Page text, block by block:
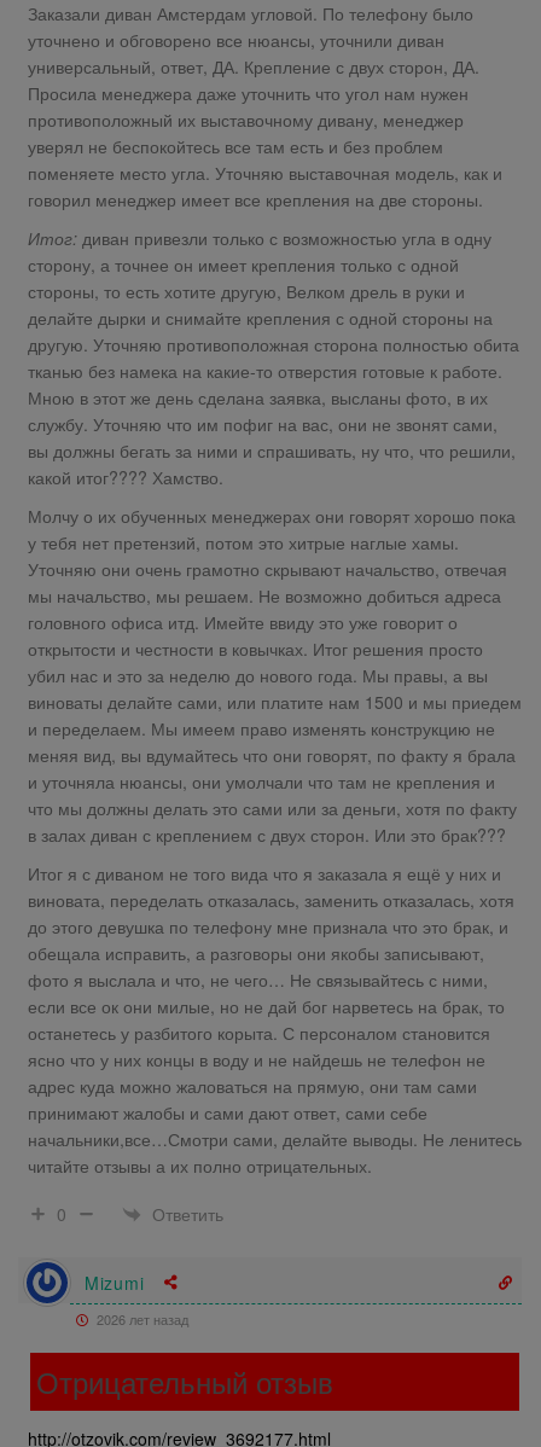
Заказали диван Амстердам угловой. По телефону было
уточнено и обговорено все нюансы, уточнили диван
универсальный, ответ, ДА. Крепление с двух сторон, ДА.
Просила менеджера даже уточнить что угол нам нужен
противоположный их выставочному дивану, менеджер
уверял не беспокойтесь все там есть и без проблем
поменяете место угла. Уточняю выставочная модель, как и
говорил менеджер имеет все крепления на две стороны.
Итог: диван привезли только с возможностью угла в одну
сторону, а точнее он имеет крепления только с одной
стороны, то есть хотите другую, Велком дрель в руки и
делайте дырки и снимайте крепления с одной стороны на
другую. Уточняю противоположная сторона полностью обита
тканью без намека на какие-то отверстия готовые к работе.
Мною в этот же день сделана заявка, высланы фото, в их
службу. Уточняю что им пофиг на вас, они не звонят сами,
вы должны бегать за ними и спрашивать, ну что, что решили,
какой итог???? Хамство.
Молчу о их обученных менеджерах они говорят хорошо пока
у тебя нет претензий, потом это хитрые наглые хамы.
Уточняю они очень грамотно скрывают начальство, отвечая
мы начальство, мы решаем. Не возможно добиться адреса
головного офиса итд. Имейте ввиду это уже говорит о
открытости и честности в ковычках. Итог решения просто
убил нас и это за неделю до нового года. Мы правы, а вы
виноваты делайте сами, или платите нам 1500 и мы приедем
и переделаем. Мы имеем право изменять конструкцию не
меняя вид, вы вдумайтесь что они говорят, по факту я брала
и уточняла нюансы, они умолчали что там не крепления и
что мы должны делать это сами или за деньги, хотя по факту
в залах диван с креплением с двух сторон. Или это брак???
Итог я с диваном не того вида что я заказала я ещё у них и
виновата, переделать отказалась, заменить отказалась, хотя
до этого девушка по телефону мне признала что это брак, и
обещала исправить, а разговоры они якобы записывают,
фото я выслала и что, не чего… Не связывайтесь с ними,
если все ок они милые, но не дай бог нарветесь на брак, то
останетесь у разбитого корыта. С персоналом становится
ясно что у них концы в воду и не найдешь не телефон не
адрес куда можно жаловаться на прямую, они там сами
принимают жалобы и сами дают ответ, сами себе
начальники,все…Смотри сами, делайте выводы. Не ленитесь
читайте отзывы а их полно отрицательных.
0
Ответить
Mizumi
2026 лет назад
Отрицательный отзыв
http://otzovik.com/review_3692177.html